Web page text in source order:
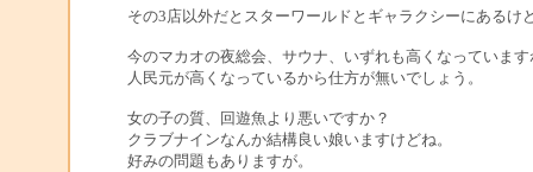
その3店以外だとスターワールドとギャラクシーにあるけ
今のマカオの夜総会、サウナ、いずれも高くなっています
人民元が高くなっているから仕方が無いでしょう。
女の子の質、回遊魚より悪いですか？
クラブナインなんか結構良い娘いますけどね。
好みの問題もありますが。